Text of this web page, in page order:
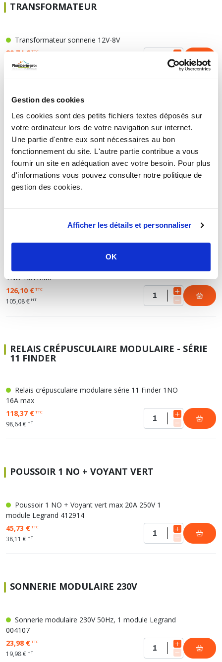
Gestion des cookies
Les cookies sont des petits fichiers textes déposés sur
votre ordinateur lors de votre navigation sur internet.
Une partie d'entre eux sont nécessaires au bon
fonctionnement du site. L'autre partie contribue a vous
fournir un site en adéquation avec votre besoin. Pour plus
d'informations vous pouvez consulter notre politique de
gestion des cookies.
Afficher les détails et personnaliser
OK
TRANSFORMATEUR
Transformateur sonnerie 12V-8V
89,74 €TTC
74,78 €HT
RELAIS TEMPORISÉS
Relais temporisés modulaires série 80, 12 à 400V,
16/30A 1 module
57,48 €TTC
47,90 €HT
RELAIS CRÉPUSCULAIRE MONOBLOC - SÉRIE
1NO 16A max
126,10 €TTC
105,08 € HT
RELAIS CRÉPUSCULAIRE MODULAIRE - SÉRIE
11 FINDER
Relais crépusculaire modulaire série 11 Finder 1NO
16A max
118,37 €TTC
98,64 € HT
POUSSOIR 1 NO + VOYANT VERT
Poussoir 1 NO + Voyant vert max 20A 250V 1
module Legrand 412914
45,73 €TTC
38,11 € HT
SONNERIE MODULAIRE 230V
Sonnerie modulaire 230V 50Hz, 1 module Legrand
004107
23,98 €TTC
19,98 € HT